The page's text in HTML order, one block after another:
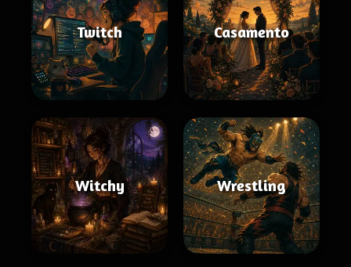
Twitch Casamento
Witchy Wrestling